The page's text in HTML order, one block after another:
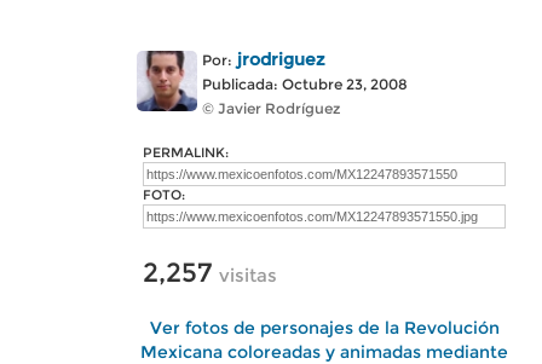
Por: jrodriguez
Publicada: Octubre 23, 2008
© Javier Rodríguez
PERMALINK:
FOTO:
2,257 visitas
Ver fotos de personajes de la Revolución
Mexicana coloreadas y animadas mediante